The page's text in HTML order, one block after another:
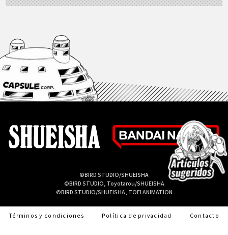
©BIRD STUDIO/SHUEISHA
©BIRD STUDIO, Toyotarou/SHUEISHA
©BIRD STUDIO/SHUEISHA, TOEI ANIMATION
Términos y condiciones Política de privacidad Contacto